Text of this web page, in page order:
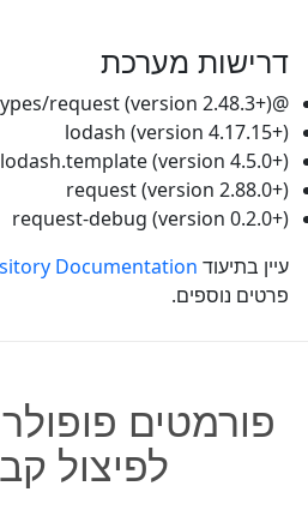
דרישות מערכת
@types/request (version 2.48.3+)
lodash (version 4.17.15+)
lodash.template (version 4.5.0+)
request (version 2.88.0+)
request-debug (version 0.2.0+)
עיין בתיעוד Documentation
פרטים נוספים.
פורמטים
לפיצול